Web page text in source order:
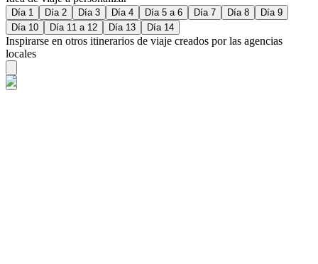
Día 1 Día 2 Día 3 Día 4 Día 5 a 6 Día 7 Día 8
Día 9
Día 10
Día 11 a 12 Día 13 Día 14
Inspirarse en otros itinerarios de viaje creados por las agencias
locales